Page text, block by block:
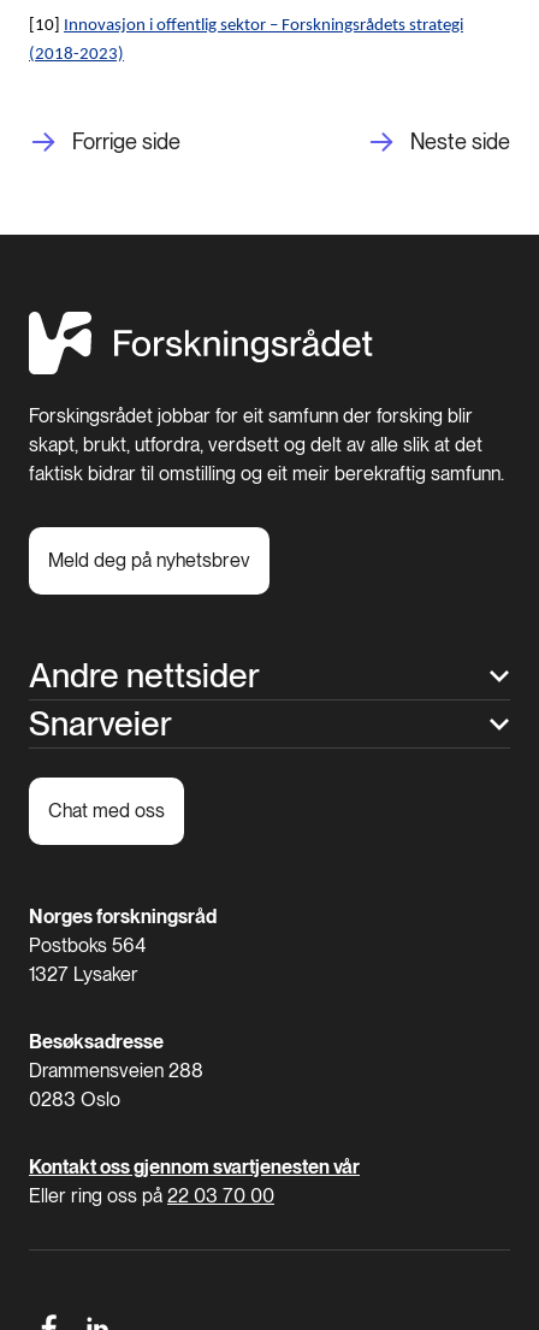
[10] Innovasjon i offentlig sektor – Forskningsrådets strategi
(2018-2023)
Forrige side Neste side
Forskingsrådet jobbar for eit samfunn der forsking blir
skapt, brukt, utfordra, verdsett og delt av alle slik at det
faktisk bidrar til omstilling og eit meir berekraftig samfunn.
Meld deg på nyhetsbrev
Andre nettsider
Snarveier
Chat med oss
Norges forskningsråd
Postboks 564
1327 Lysaker
Besøksadresse
Drammensveien 288
0283 Oslo
Kontakt oss gjennom svartjenesten vår
Eller ring oss på 22 03 70 00